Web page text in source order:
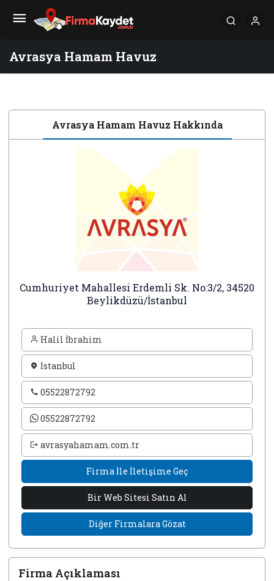
Avrasya Hamam Havuz
Avrasya Hamam Havuz Hakkında
Cumhuriyet Mahallesi Erdemli Sk. No:3/2, 34520
Beylikdüzü/İstanbul
Halil İbrahim
İstanbul
05522872792
05522872792
avrasyahamam.com.tr
Firma İle İletişime Geç
Bir Web Sitesi Satın Al
Diğer Firmalara Gözat
Firma Açıklaması